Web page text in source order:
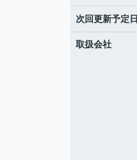
次回更新予定日
取扱会社